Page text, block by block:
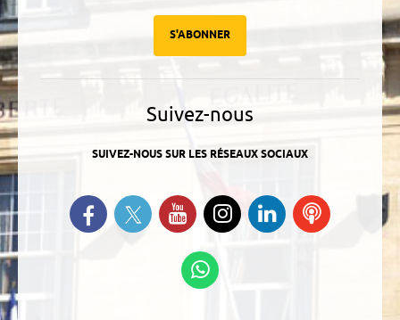
S'ABONNER
Suivez-nous
SUIVEZ-NOUS SUR LES RÉSEAUX SOCIAUX
Retrouvez-nous sur Facebook
Suivez-nous sur Twitter
Suivez-nous sur YouTube
Suivez-nous sur
Instagram
Retrouvez-
nous sur
Ecoutez